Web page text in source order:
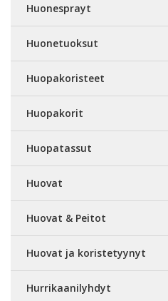
Huonesprayt
Huonetuoksut
Huopakoristeet
Huopakorit
Huopatassut
Huovat
Huovat & Peitot
Huovat ja koristetyynyt
Hurrikaanilyhdyt